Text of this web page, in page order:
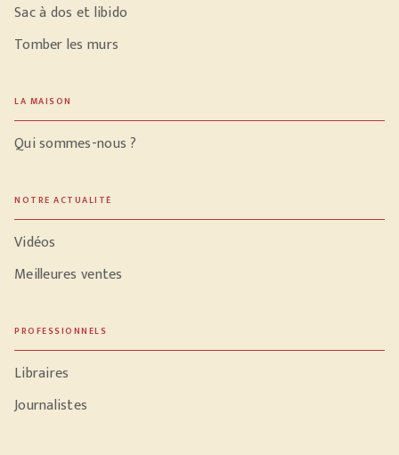
Sac à dos et libido
Tomber les murs
LA MAISON
Qui sommes-nous ?
NOTRE ACTUALITÉ
Vidéos
Meilleures ventes
PROFESSIONNELS
Libraires
Journalistes